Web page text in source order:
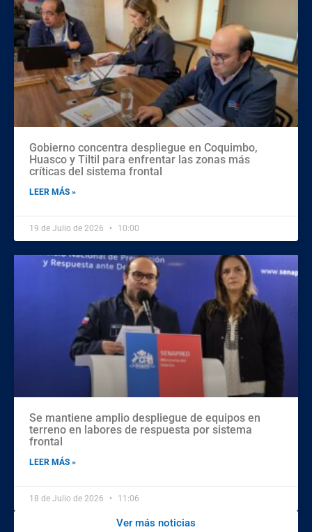
Gobierno concentra despliegue en Coquimbo,
Huasco y Tiltil para enfrentar las zonas más
críticas del sistema frontal
LEER MÁS »
19 de Julio de 2026 10:00
Se mantiene amplio despliegue de equipos en
terreno en labores de respuesta por sistema
frontal
LEER MÁS »
18 de Julio de 2026 11:06
Ver más noticias